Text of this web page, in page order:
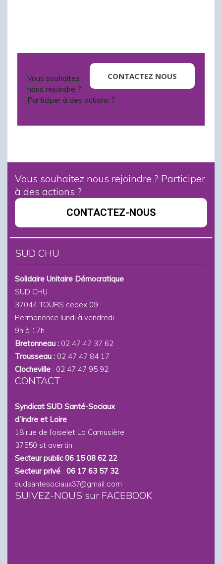
CONTACTEZ NOUS
Vous souhaitez
nous rejoindre ?
Participer à des actions ?
Vous souhaitez nous rejoindre ? Participer
à des actions ?
CONTACTEZ-NOUS
SUD CHU
Solidaire Unitaire Démocratique
SUD CHU
37044 TOURS cedex 09
Permanence lundi à vendredi
9h à 17h
Bretonneau : 02 47 47 37 62
Trousseau : 02 47 47 84 17
Clocheville : 02 47 47 95 92
CONTACT
Syndicat SUD Santé-Sociaux
d’Indre et Loire
18 rue de l’oiselet La Camusière
37550 st avertin
Secteur public 06 15 08 62 22
Secteur privé 06 17 63 57 32
sudsantesociaux37@gmail.com
SUIVEZ-NOUS sur FACEBOOK